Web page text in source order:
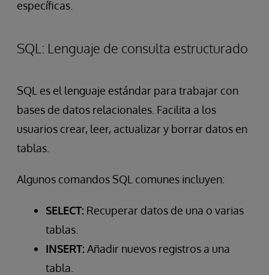
específicas.
SQL: Lenguaje de consulta estructurado
SQL es el lenguaje estándar para trabajar con
bases de datos relacionales. Facilita a los
usuarios crear, leer, actualizar y borrar datos en
tablas.
Algunos comandos SQL comunes incluyen:
SELECT: Recuperar datos de una o varias
tablas.
INSERT:Añadir nuevos registros a una
tabla.